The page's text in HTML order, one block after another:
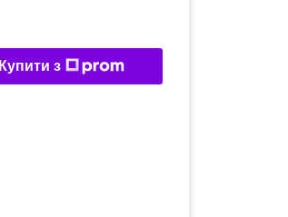
Купити з